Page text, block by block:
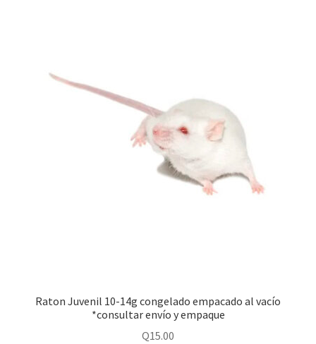
Raton Juvenil 10-14g congelado empacado al vacío
*consultar envío y empaque
Q15.00